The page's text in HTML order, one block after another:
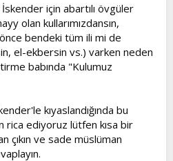
için abartılı övgüler
olan kullarımızdansın,
bendeki tüm ili mi de
el-ekbersin vs.) varken neden
babında "Kulumuz
kıyaslandığında bu
rica ediyoruz lütfen kısa bir
çıkın ve sade müslüman